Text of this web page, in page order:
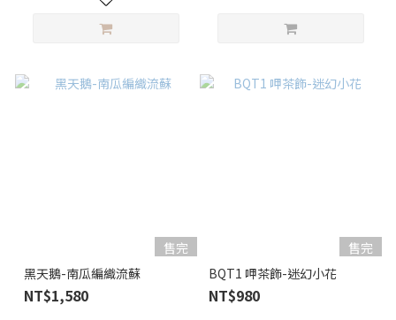
售完
黑天鵝-南瓜編織流蘇
NT$1,580
售完
BQT1 呷茶飾-迷幻小花
NT$980